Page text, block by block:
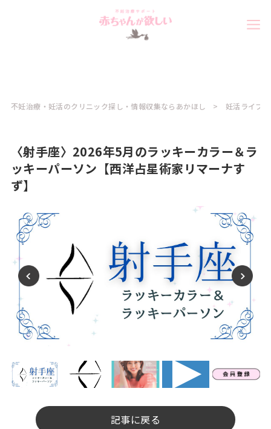
不妊治療・妊活のクリニック探し・情報収集ならあかほし 妊活ライフ
〈射手座〉2026年5月のラッキーカラー＆ラ
ッキーパーソン【西洋占星術家リマーナす
ず】
記事に戻る